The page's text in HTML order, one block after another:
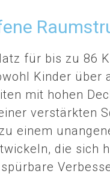
für bis zu 86
Kinder
mit hohen
verstärkten
einem
die sich